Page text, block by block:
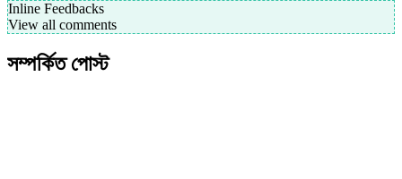
Inline Feedbacks
View all comments
সম্পর্কিত পোস্ট